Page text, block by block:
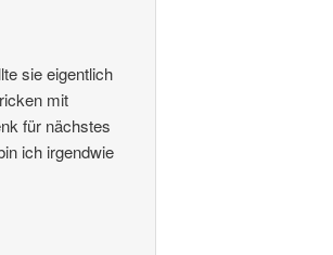
sie eigentlich
mit
für nächstes
ich irgendwie